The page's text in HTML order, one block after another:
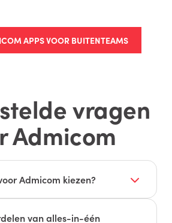
APPS VOOR BUITENTEAMS
vragen
Admicom
Admicom kiezen?
je vanuit één waarheid: van
eindfactuur. Je voorkomt
van alles-in-één